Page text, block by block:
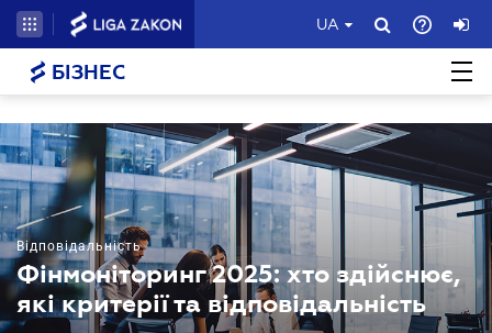
UA
БІЗНЕС
Відповідальність
Фінмоніторинг 2025: хто здійснює,
які критерії та відповідальність